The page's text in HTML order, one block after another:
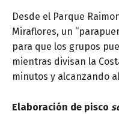
Desde el Parque
Miraflores, un
para que los grupos
mientras divisan la
minutos y alcanzando
Elaboración de pisco